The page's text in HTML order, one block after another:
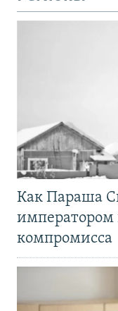
Как Параша
императором
компромисса